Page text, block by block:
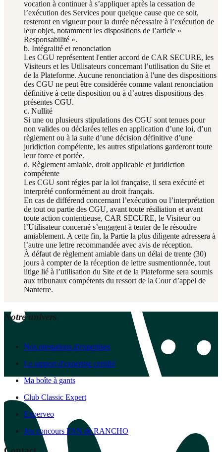
vocation à continuer à s’appliquer après la cessation de
l’exécution des Services pour quelque cause que ce soit,
resteront en vigueur pour la durée nécessaire à l’exécution de
leur objet, notamment les dispositions de l’article «
Responsabilité ».
b. Intégralité et renonciation
Les CGU représentent l'entier accord de CAR SECURE, les
Visiteurs et les Utilisateurs concernant l’utilisation du Site et
de la Plateforme. Aucune renonciation à l'une des dispositions
des CGU ne peut être considérée comme valant renonciation
définitive à cette disposition ou à d’autres dispositions des
présentes CGU.
c. Nullité
Si une ou plusieurs stipulations des CGU sont tenues pour
non valides ou déclarées telles en application d’une loi, d’un
règlement ou à la suite d’une décision définitive d’une
juridiction compétente, les autres stipulations garderont toute
leur force et portée.
d. Règlement amiable, droit applicable et juridiction
compétente
Les CGU sont régies par la loi française, il sera exécuté et
interprété conformément au droit français.
En cas de différend concernant l’exécution ou l’interprétation
de tout ou partie des CGU, avant toute résiliation et avant
toute action contentieuse, CAR SECURE, le Visiteur ou
l’Utilisateur concerné s’engagent à tenter de le résoudre
amiablement. A cette fin, la Partie la plus diligente adressera à
l’autre une lettre recommandée avec avis de réception.
À défaut de règlement amiable dans un délai de trente (30)
jours à compter de la réception de lettre susmentionnée, tout
litige lié à l’utilisation du Site et de la Plateforme sera soumis
aux tribunaux compétents du ressort de la Cour d’appel de
Nanterre.
Notre univers
Nos prestations d'expertises
Le rapport d'expertise certifié
Ma boîte à gants
Club Classic Expert
Experveo
Jeu concours FAN de RANCHO